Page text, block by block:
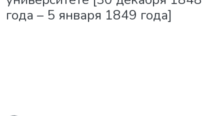
года – 5 января 1849 года]